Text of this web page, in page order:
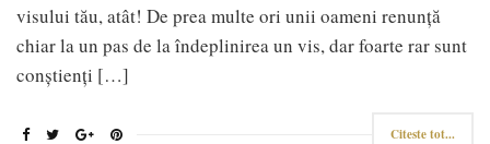
visului tău, atât! De prea multe ori unii oameni renunță
chiar la un pas de la îndeplinirea un vis, dar foarte rar sunt
conștienți […]
Citeste tot...